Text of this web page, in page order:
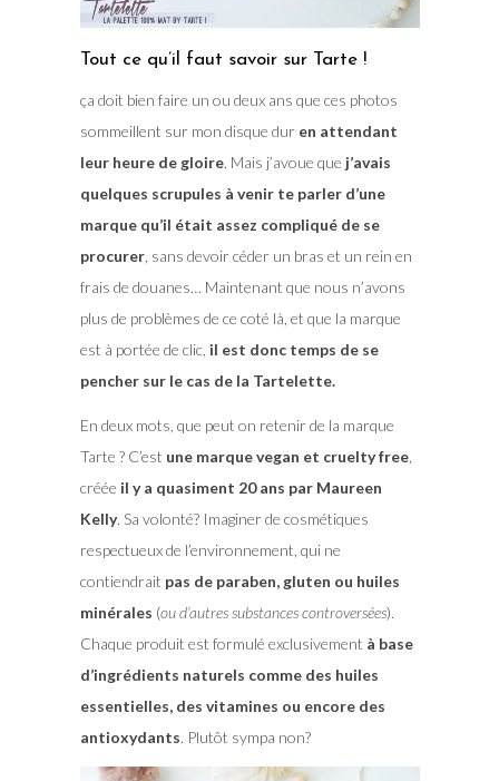
Tout ce qu’il faut savoir sur Tarte !
ça doit bien faire un ou deux ans que ces photos
sommeillent sur mon disque duren attendant
leur heure de gloire. Mais j’avoue que j’avais
quelques scrupules à venir te parler d’une
marque qu’il était assez compliqué de se
procurer, sans devoir céder un bras et un rein en
frais de douanes… Maintenant que nous n’avons
plus de problèmes de ce coté là, et que la marque
est à portée de clic, il est donc temps de se
pencher sur le cas de la Tartelette.
En deux mots, que peut on retenir de la marque
Tarte ? C’est une marque vegan et cruelty free,
créée il y a quasiment 20 ans par Maureen
Kelly. Sa volonté? Imaginer de cosmétiques
respectueux de l’environnement, qui ne
contiendrait pas de paraben, gluten ou huiles
minérales (ou d’autres substances controversées).
Chaque produit est formulé exclusivement à base
d’ingrédients naturels comme des huiles
essentielles, des vitamines ou encore des
antioxydants. Plutôt sympa non?